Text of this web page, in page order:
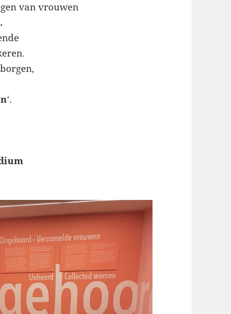
van vrouwen
‘.